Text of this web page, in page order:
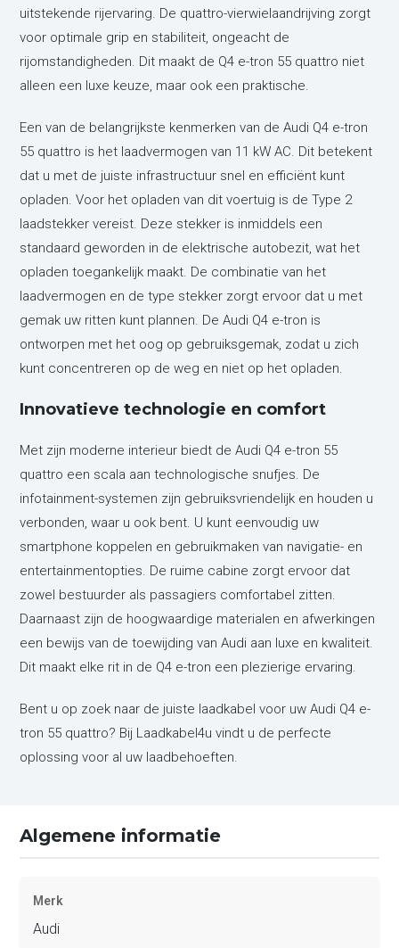
uitstekende rijervaring. De quattro-vierwielaandrijving zorgt
voor optimale grip en stabiliteit, ongeacht de
rijomstandigheden. Dit maakt de Q4 e-tron 55 quattro niet
alleen een luxe keuze, maar ook een praktische.
Een van de belangrijkste kenmerken van de Audi Q4 e-tron
55 quattro is het laadvermogen van 11 kW AC. Dit betekent
dat u met de juiste infrastructuur snel en efficiënt kunt
opladen. Voor het opladen van dit voertuig is de Type 2
laadstekker vereist. Deze stekker is inmiddels een
standaard geworden in de elektrische autobezit, wat het
opladen toegankelijk maakt. De combinatie van het
laadvermogen en de type stekker zorgt ervoor dat u met
gemak uw ritten kunt plannen. De Audi Q4 e-tron is
ontworpen met het oog op gebruiksgemak, zodat u zich
kunt concentreren op de weg en niet op het opladen.
Innovatieve technologie en comfort
Met zijn moderne interieur biedt de Audi Q4 e-tron 55
quattro een scala aan technologische snufjes. De
infotainment-systemen zijn gebruiksvriendelijk en houden u
verbonden, waar u ook bent. U kunt eenvoudig uw
smartphone koppelen en gebruikmaken van navigatie- en
entertainmentopties. De ruime cabine zorgt ervoor dat
zowel bestuurder als passagiers comfortabel zitten.
Daarnaast zijn de hoogwaardige materialen en afwerkingen
een bewijs van de toewijding van Audi aan luxe en kwaliteit.
Dit maakt elke rit in de Q4 e-tron een plezierige ervaring.
Bent u op zoek naar de juiste laadkabel voor uw Audi Q4 e-
tron 55 quattro? Bij Laadkabel4u vindt u de perfecte
oplossing voor al uw laadbehoeften.
Algemene informatie
Merk
Audi